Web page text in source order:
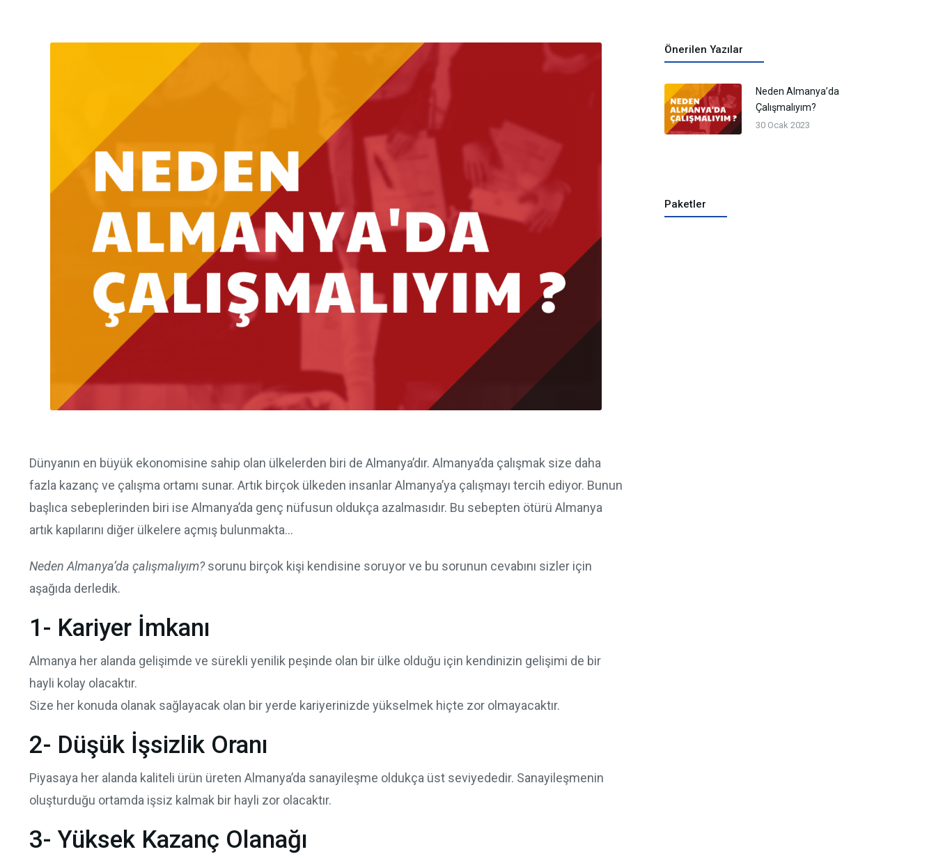
Dünyanın en büyük ekonomisine sahip olan ülkelerden biri de Almanya’dır. Almanya’da çalışmak size daha
fazla kazanç ve çalışma ortamı sunar. Artık birçok ülkeden insanlar Almanya’ya çalışmayı tercih ediyor. Bunun
başlıca sebeplerinden biri ise Almanya’da genç nüfusun oldukça azalmasıdır. Bu sebepten ötürü Almanya
artık kapılarını diğer ülkelere açmış bulunmakta…
Neden Almanya’da çalışmalıyım?sorunu birçok kişi kendisine soruyor ve bu sorunun cevabını sizler için
aşağıda derledik.
1- Kariyer İmkanı
Almanya her alanda gelişimde ve sürekli yenilik peşinde olan bir ülke olduğu için kendinizin gelişimi de bir
hayli kolay olacaktır.
Size her konuda olanak sağlayacak olan bir yerde kariyerinizde yükselmek hiçte zor olmayacaktır.
2- Düşük İşsizlik Oranı
Piyasaya her alanda kaliteli ürün üreten Almanya’da sanayileşme oldukça üst seviyededir. Sanayileşmenin
oluşturduğu ortamda işsiz kalmak bir hayli zor olacaktır.
3- Yüksek Kazanç Olanağı
Önerilen Yazılar
Neden Almanya’da
Çalışmalıyım?
30 Ocak 2023
Paketler